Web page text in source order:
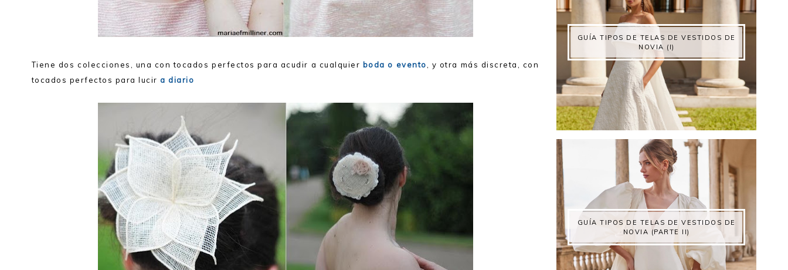
Tiene dos colecciones, una con tocados perfectos para acudir a cualquier boda o evento , y otra más discreta, con
tocados perfectos para lucira diario
GUÍA TIPOS DE TELAS DE VESTIDOS DE
NOVIA (I)
GUÍA TIPOS DE TELAS DE VESTIDOS DE
NOVIA (PARTE II)